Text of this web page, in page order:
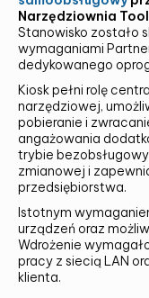
Alternative:
Narzędziownia
Stanowisko zostało
wymaganiami
dedykowanego
Kiosk pełni rolę
narzędziowej,
pobieranie i
angażowania
trybie
zmianowej i
przedsiębiorstwa.
Istotnym
urządzeń oraz
Wdrożenie
pracy z siecią LAN
klienta.